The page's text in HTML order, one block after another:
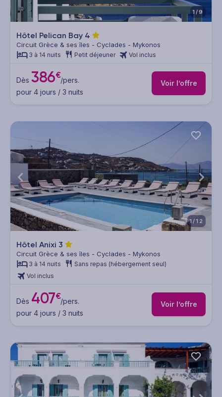
1/9
Hôtel Pelican Bay 4
Circuit Grèce & ses îles - Cyclades - Mykonos
3 à 14 nuits Petit déjeuner Vol inclus
Dès 386€/pers.
pour 4 jours / 3 nuits
Voir l’offre
1/12
Hôtel Anixi 3
Circuit Grèce & ses îles - Cyclades - Mykonos
3 à 14 nuits
Sans repas (hébergement seul)
Vol inclus
Dès 407€/pers.
pour 4 jours / 3 nuits
Voir l’offre